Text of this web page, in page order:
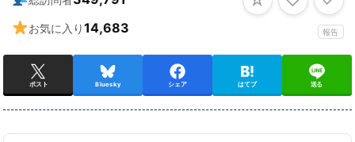
お気に入り14,683 報告
ポスト Bluesky シェア はてブ 送る